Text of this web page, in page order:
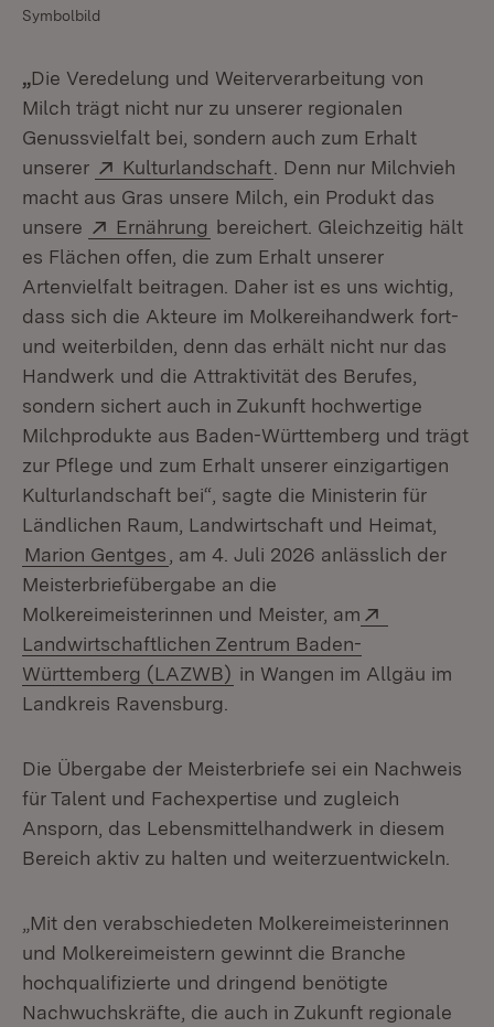
Symbolbild
„Die Veredelung und Weiterverarbeitung von
Milch trägt nicht nur zu unserer regionalen
Genussvielfalt bei, sondern auch zum Erhalt
unserer
Extern:
Kulturlandschaft (Öffnet in neuem
. Denn nur Milchvieh
macht aus Gras unsere Milch, ein Produkt das
unsere
Extern:
Ernährung (Öffnet in neuem Fenster)
bereichert. Gleichzeitig hält
es Flächen offen, die zum Erhalt unserer
Artenvielfalt beitragen. Daher ist es uns wichtig,
dass sich die Akteure im Molkereihandwerk fort-
und weiterbilden, denn das erhält nicht nur das
Handwerk und die Attraktivität des Berufes,
sondern sichert auch in Zukunft hochwertige
Milchprodukte aus Baden-Württemberg und trägt
zur Pflege und zum Erhalt unserer einzigartigen
Kulturlandschaft bei“, sagte die Ministerin für
Ländlichen Raum, Landwirtschaft und Heimat,
Marion Gentges
, am 4. Juli 2026 anlässlich der
Meisterbriefübergabe an die
Molkereimeisterinnen und Meister, am
Landwirtschaftlichen Zentrum Baden-
Württemberg (LAZWB) (Öffnet in neuem Fenster)
in Wangen im Allgäu im
Landkreis Ravensburg.
Die Übergabe der Meisterbriefe sei ein Nachweis
für Talent und Fachexpertise und zugleich
Ansporn, das Lebensmittelhandwerk in diesem
Bereich aktiv zu halten und weiterzuentwickeln.
„Mit den verabschiedeten Molkereimeisterinnen
und Molkereimeistern gewinnt die Branche
hochqualifizierte und dringend benötigte
Nachwuchskräfte, die auch in Zukunft regionale